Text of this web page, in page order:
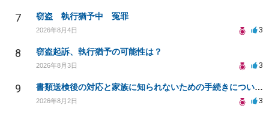
7 窃盗 執行猶予中 冤罪
2026年8月4日 3
8 窃盗起訴、執行猶予の可能性は？
2026年8月3日 3
9 書類送検後の対応と家族に知られないための手続きについて相談
2026年8月2日 3